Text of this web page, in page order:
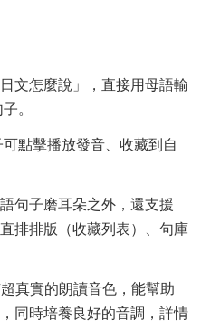
文怎麼說」，直接用母語輸
。
點擊播放發音、收藏到自
句子磨耳朵之外，還支援
排排版（收藏列表）、句庫
真實的朗讀音色，能幫助
同時培養良好的音調，詳情